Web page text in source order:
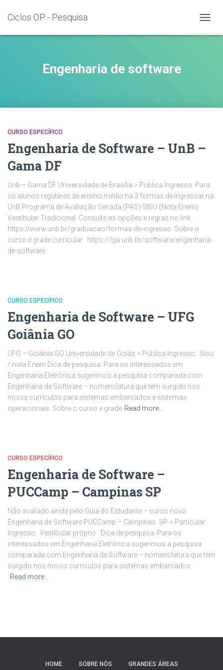
Ciclos OP - Pesquisa
Engenharia de software
CURSO ESPECÍFICO
Engenharia de Software – UnB –
Gama DF
Unb – Gama DF Universidade de Brasília > Pública Ingresso: Para
os alunos regulares de ensino médio há 3 formas de ingressar na
UnB Programa de Avaliação Seriada (PAS) SISU (Nota Enem)
Vestibular Tradicional. Consulte as opções e regras no link:
https://www.unb.br/graduacao/formas-de-ingresso Sobre o
curso e grade curricular: https://fga.unb.br/software/engenharia-
de-software
CURSO ESPECÍFICO
Engenharia de Software – UFG
Goiânia GO
UFG – Goiânia GO Universidade de Goiás > Pública Ingresso: Sisu
/ nota Enem Dica de pesquisa: Para os interessados em
Engenharia Eletrônica sugerimos a pesquisa comparada com
Engenharia de Software – nomenclatura que tem surgido nos
novos currículos para sistemas embarcados e sistemas
operacionais. Sobre o curso e grade Read more…
CURSO ESPECÍFICO
Engenharia de Software –
PUCCamp – Campinas SP
Não avaliado ainda pelo Guia do Estudante – curso novo
Engenharia de Software PUCCamp – Campinas SP > Particular
Ingresso: Vestibular próprio Dica de pesquisa: Para os
interessados em Engenharia Eletrônica sugerimos a pesquisa
comparada com Engenharia de Software – nomenclatura que tem
surgido nos novos currículos para sistemas embarcados
Read more…
HOME SOBRE NÓS GRANDES ÁREAS